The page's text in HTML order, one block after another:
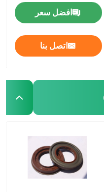
افضل سعر
اتصل بنا